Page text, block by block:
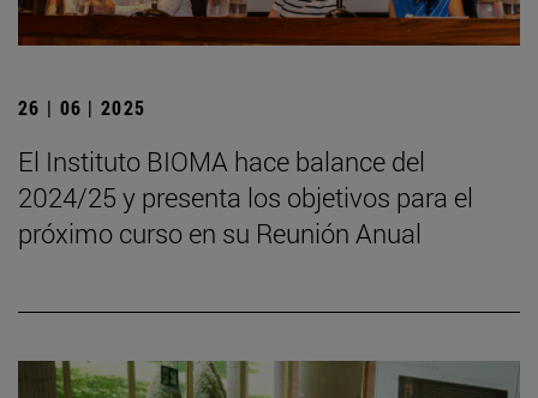
26 | 06 | 2025
El Instituto BIOMA hace balance del
2024/25 y presenta los objetivos para el
próximo curso en su Reunión Anual